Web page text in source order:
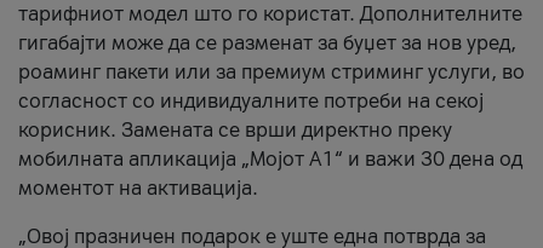
тарифниот модел што го користат. Дополнителните
гигабајти може да се разменат за буџет за нов уред,
роаминг пакети или за премиум стриминг услуги, во
согласност со индивидуалните потреби на секој
корисник. Замената се врши директно преку
мобилната апликација „Мојот А1“ и важи 30 дена од
моментот на активација.
„Овој празничен подарок е уште една потврда за